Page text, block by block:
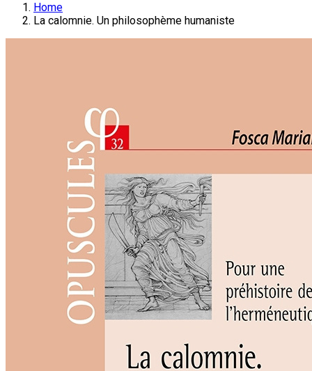
Home
La calomnie. Un philosophème humaniste